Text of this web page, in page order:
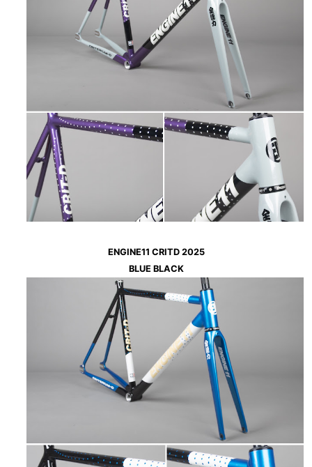
ENGINE11 CRITD 2025
BLUE BLACK